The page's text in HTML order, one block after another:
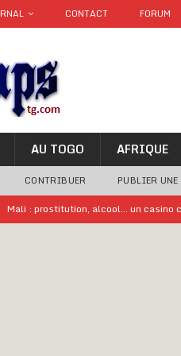
CONTACT FORUM
AU TOGO AFRIQUE
CONTRIBUER PUBLIER UNE
Mali : prostitution, alcool… un casino